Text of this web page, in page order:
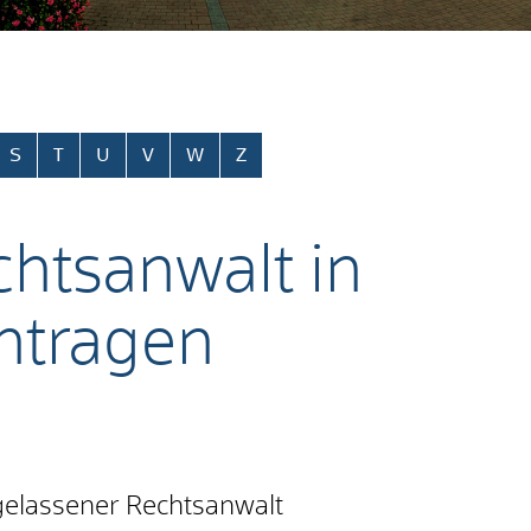
S T U V W Z
in
Rechtsanwalt